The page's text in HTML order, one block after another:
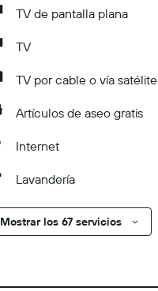
TV de pantalla plana
TV
TV por cable o vía satélite
Artículos de aseo gratis
Internet
Lavandería
Mostrar los 67 servicios